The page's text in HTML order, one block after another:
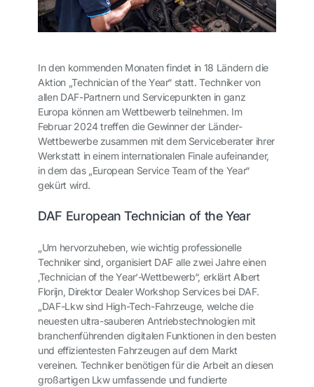
In den kommenden Monaten findet in 18 Ländern die
Aktion „Technician of the Year“ statt. Techniker von
allen DAF-Partnern und Servicepunkten in ganz
Europa können am Wettbewerb teilnehmen. Im
Februar 2024 treffen die Gewinner der Länder-
Wettbewerbe zusammen mit dem Serviceberater ihrer
Werkstatt in einem internationalen Finale aufeinander,
in dem das „European Service Team of the Year“
gekürt wird.
DAF European Technician of the Year
„Um hervorzuheben, wie wichtig professionelle
Techniker sind, organisiert DAF alle zwei Jahre einen
‚Technician of the Year‘-Wettbewerb“, erklärt Albert
Florijn, Direktor Dealer Workshop Services bei DAF.
„DAF-Lkw sind High-Tech-Fahrzeuge, welche die
neuesten ultra-sauberen Antriebstechnologien mit
branchenführenden digitalen Funktionen in den besten
und effizientesten Fahrzeugen auf dem Markt
vereinen. Techniker benötigen für die Arbeit an diesen
großartigen Lkw umfassende und fundierte